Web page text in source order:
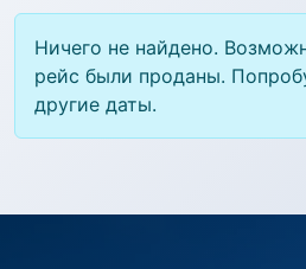
Ничего не найдено.
рейс были проданы.
другие даты.